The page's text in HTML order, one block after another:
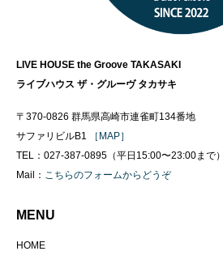
LIVE HOUSE the Groove TAKASAKI
ライブハウス ザ・グルーヴ タカサキ
〒370-0826 群馬県高崎市連雀町134番地
サファリビルB1
［MAP］
TEL：027-387-0895（平日15:00〜23:00まで）
Mail： こちらのフォームからどうぞ
MENU
HOME